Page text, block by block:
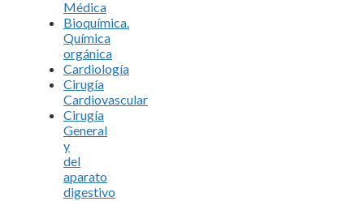
Médica
Bioquímica.
Química
orgánica
Cardiología
Cirugía
Cardiovascular
Cirugía
General
y
del
aparato
digestivo